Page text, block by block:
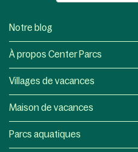
Notre blog
À propos Center Parcs
Villages de vacances
Maison de vacances
Parcs aquatiques